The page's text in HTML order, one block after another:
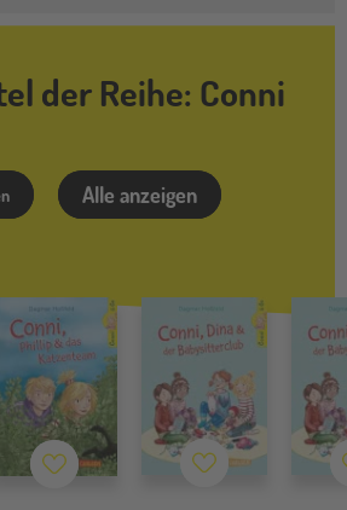
der Reihe: Conni
Alle anzeigen
Merkzettel Merkzettel